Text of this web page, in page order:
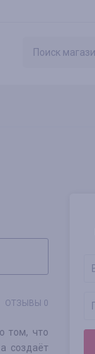
ОТЗЫВЫ 0
том, что
создаёт